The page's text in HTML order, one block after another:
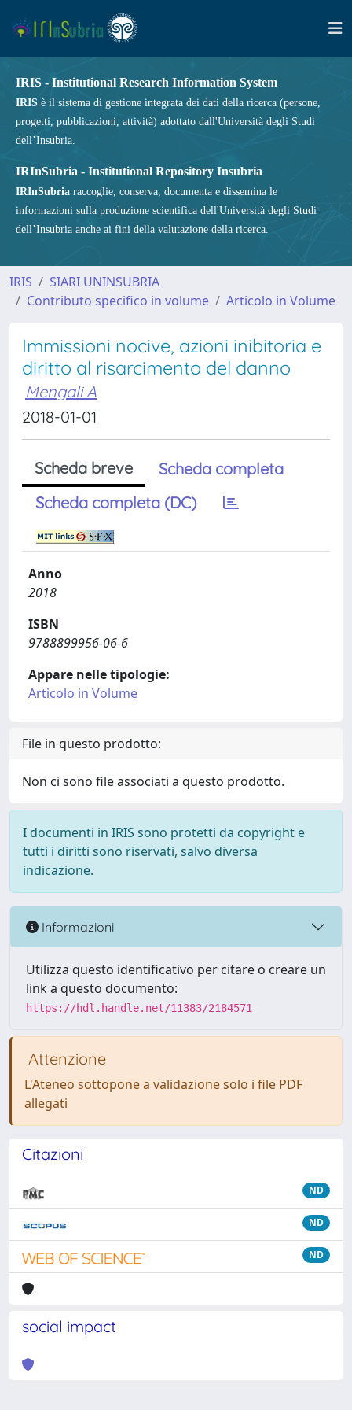
IRIS - Institutional Research Information System
IRIS è il sistema di gestione integrata dei dati della ricerca (persone,
progetti, pubblicazioni, attività) adottato dall'Università degli Studi
dell’Insubria.
IRInSubria - Institutional Repository Insubria
IRInSubria raccoglie, conserva, documenta e dissemina le
informazioni sulla produzione scientifica dell'Università degli Studi
dell’Insubria anche ai fini della valutazione della ricerca.
IRIS
SIARI UNINSUBRIA
Contributo specifico in volume
Articolo in Volume
Immissioni nocive, azioni inibitoria e
diritto al risarcimento del danno
Mengali A
2018-01-01
Scheda breve
Scheda completa
Scheda completa (DC)
Anno
2018
ISBN
9788899956-06-6
Appare nelle tipologie:
Articolo in Volume
File in questo prodotto:
Non ci sono file associati a questo prodotto.
I documenti in IRIS sono protetti da copyright e
tutti i diritti sono riservati, salvo diversa
indicazione.
Informazioni
Utilizza questo identificativo per citare o creare un
link a questo documento:
https://hdl.handle.net/11383/2184571
Attenzione
L'Ateneo sottopone a validazione solo i file PDF
allegati
Citazioni
ND
ND
ND
social impact